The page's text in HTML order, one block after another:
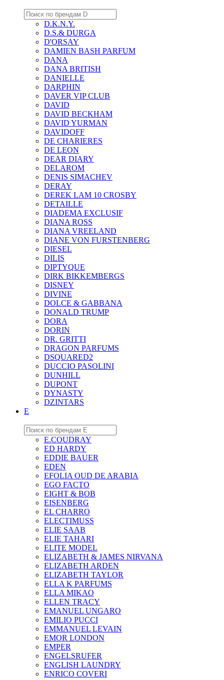
D.K.N.Y.
D.S.& DURGA
D'ORSAY
DAMIEN BASH PARFUM
DANA
DANA BRITISH
DANIELLE
DARPHIN
DAVER VIP CLUB
DAVID
DAVID BECKHAM
DAVID YURMAN
DAVIDOFF
DE CHARIERES
DE LEON
DEAR DIARY
DELAROM
DENIS SIMACHEV
DERAY
DEREK LAM 10 CROSBY
DETAILLE
DIADEMA EXCLUSIF
DIANA ROSS
DIANA VREELAND
DIANE VON FURSTENBERG
DIESEL
DILIS
DIPTYQUE
DIRK BIKKEMBERGS
DISNEY
DIVINE
DOLCE & GABBANA
DONALD TRUMP
DORA
DORIN
DR. GRITTI
DRAGON PARFUMS
DSQUARED2
DUCCIO PASOLINI
DUNHILL
DUPONT
DYNASTY
DZINTARS
E
E.COUDRAY
ED HARDY
EDDIE BAUER
EDEN
EFOLIA OUD DE ARABIA
EGO FACTO
EIGHT & BOB
EISENBERG
EL CHARRO
ELECTIMUSS
ELIE SAAB
ELIE TAHARI
ELITE MODEL
ELIZABETH & JAMES NIRVANA
ELIZABETH ARDEN
ELIZABETH TAYLOR
ELLA K PARFUMS
ELLA MIKAO
ELLEN TRACY
EMANUEL UNGARO
EMILIO PUCCI
EMMANUEL LEVAIN
EMOR LONDON
EMPER
ENGELSRUFER
ENGLISH LAUNDRY
ENRICO COVERI